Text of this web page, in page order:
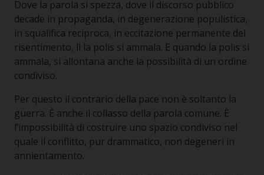
Dove la parola si spezza, dove il discorso pubblico
decade in propaganda, in degenerazione populistica,
in squalifica reciproca, in eccitazione permanente del
risentimento, lì la polis si ammala. E quando la polis si
ammala, si allontana anche la possibilità di un ordine
condiviso.
Per questo il contrario della pace non è soltanto la
guerra. È anche il collasso della parola comune. È
l’impossibilità di costruire uno spazio condiviso nel
quale il conflitto, pur drammatico, non degeneri in
annientamento.